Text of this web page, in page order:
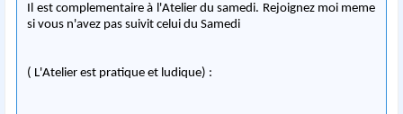
Il est complementaire à l'Atelier du samedi. Rejoignez moi meme
si vous n'avez pas suivit celui du Samedi
( L'Atelier est pratique et ludique) :